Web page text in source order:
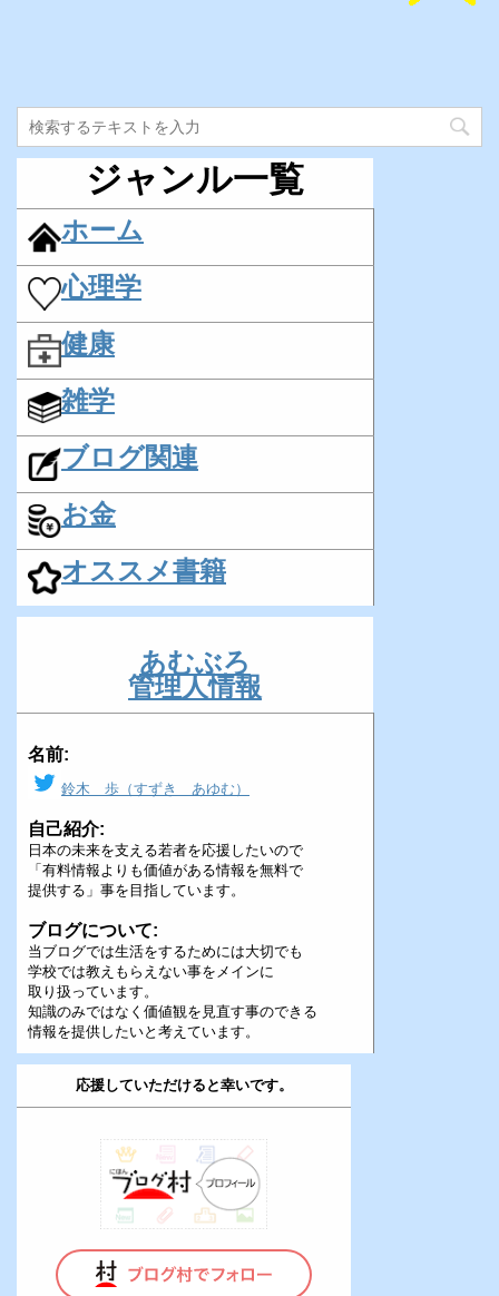
ジャンル一覧
ホーム
心理学
健康
雑学
ブログ関連
お金
オススメ書籍
あむぶろ
管理人情報
名前:
鈴木 歩（すずき あゆむ）
自己紹介:
日本の未来を支える若者を応援したいので
「有料情報よりも価値がある情報を無料で
提供する」事を目指しています。
ブログについて:
当ブログでは生活をするためには大切でも
学校では教えもらえない事をメインに
取り扱っています。
知識のみではなく価値観を見直す事のできる
情報を提供したいと考えています。
応援していただけると幸いです。